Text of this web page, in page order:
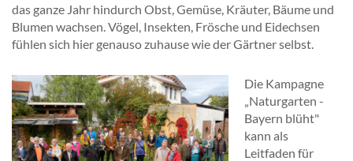
das ganze Jahr hindurch Obst, Gemüse, Kräuter, Bäume und
Blumen wachsen. Vögel, Insekten, Frösche und Eidechsen
fühlen sich hier genauso zuhause wie der Gärtner selbst.
Die Kampagne
„Naturgarten -
Bayern blüht"
kann als
Leitfaden für